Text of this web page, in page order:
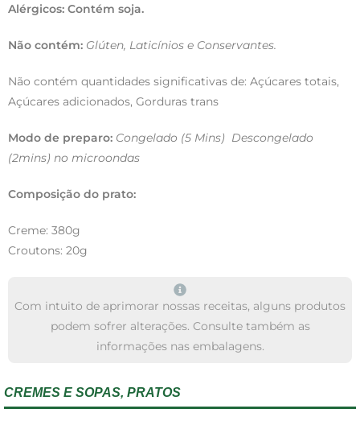
Alérgicos: Contém soja.
Não contém: Glúten, Laticínios e Conservantes.
Não contém quantidades significativas de: Açúcares totais,
Açúcares adicionados, Gorduras trans
Modo de preparo: Congelado (5 Mins) Descongelado
(2mins) no microondas
Composição do prato:
Creme: 380g
Croutons: 20g
Com intuito de aprimorar nossas receitas, alguns produtos
podem sofrer alterações. Consulte também as
informações nas embalagens.
CREMES E SOPAS, PRATOS